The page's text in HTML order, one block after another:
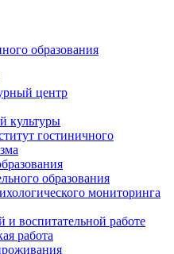
образования
центр
культуры
гостиничного
образования
мониторинга
и воспитательной работе
работа